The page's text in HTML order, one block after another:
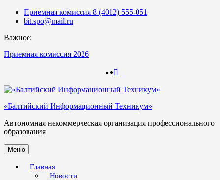
Skip
Приемная комиссия 8 (4012) 555-051
bit.spo@mail.ru
Важное:
Приемная комиссия 2026
«Балтийский Информационный Техникум»
Автономная некоммерческая организация профессионального
образования
Меню
Главная
Новости